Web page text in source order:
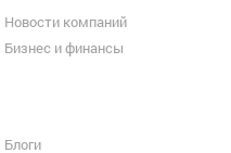
Новости компаний
Бизнес и финансы
Блоги